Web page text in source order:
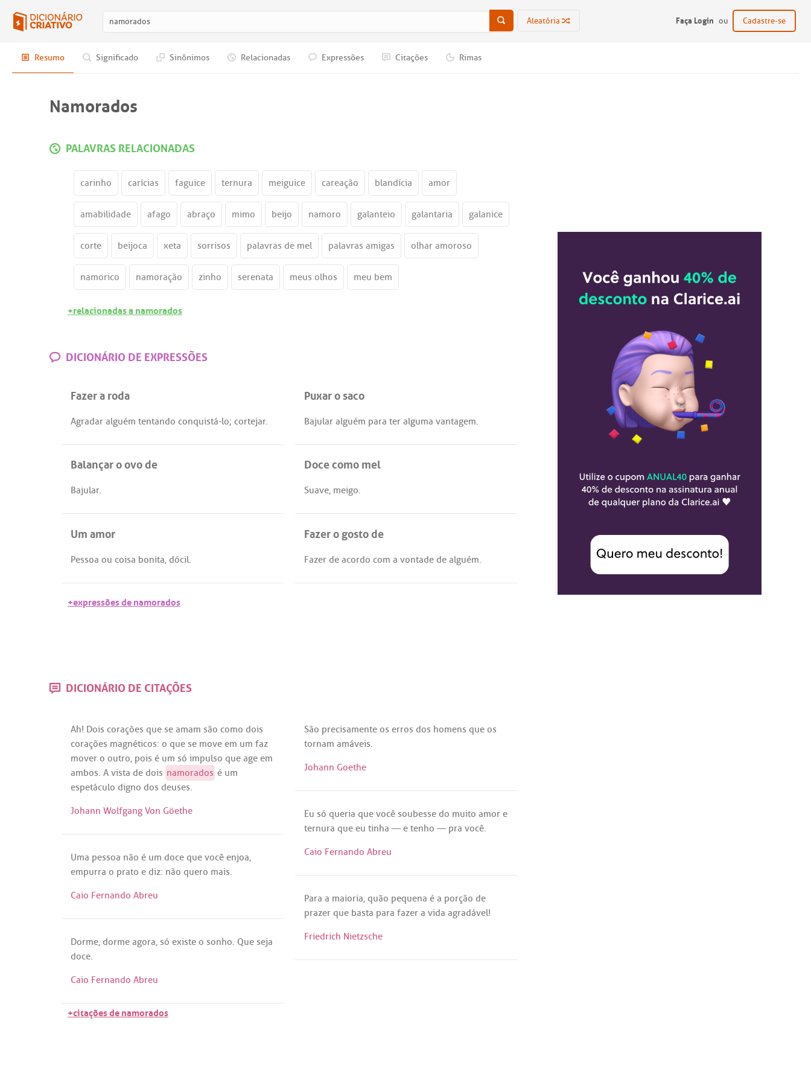
Aleatória Faça Login ou Cadastre-se
Resumo Significado Sinônimos Relacionadas Expressões Citações Rimas
Namorados
PALAVRAS RELACIONADAS
carinho carícias faguice ternura meiguice careação blandícia amor
amabilidade afago abraço mimo beijo namoro galanteio galantaria galanice
corte beijoca xeta sorrisos palavras de mel palavras amigas olhar amoroso
namorico namoração zinho serenata meus olhos meu bem
+relacionadas a namorados
DICIONÁRIO DE EXPRESSÕES
Fazer a roda
Agradar alguém tentando conquistá-lo; cortejar.
Puxar o saco
Bajular alguém para ter alguma vantagem.
Balançar o ovo de
Bajular.
Doce como mel
Suave, meigo.
Um amor
Pessoa ou coisa bonita, dócil.
Fazer o gosto de
Fazer de acordo com a vontade de alguém.
+expressões de namorados
DICIONÁRIO DE CITAÇÕES
Ah! Dois corações que se amam são como dois
corações magnéticos: o que se move em um faz
mover o outro, pois é um só impulso que age em
ambos. A vista de dois namorados é um
espetáculo digno dos deuses.
Johann Wolfgang Von Göethe
São precisamente os erros dos homens que os
tornam amáveis.
Johann Goethe
Eu só queria que você soubesse do muito amor e
ternura que eu tinha — e tenho — pra você.
Caio Fernando Abreu
Uma pessoa não é um doce que você enjoa,
empurra o prato e diz: não quero mais.
Caio Fernando Abreu
Para a maioria, quão pequena é a porção de
prazer que basta para fazer a vida agradável!
Friedrich Nietzsche
Dorme, dorme agora, só existe o sonho. Que seja
doce.
Caio Fernando Abreu
+citações de namorados